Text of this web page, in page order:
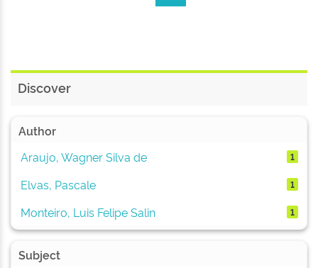
Discover
Author
Araujo, Wagner Silva de
1
Elvas, Pascale 1
Monteiro, Luis Felipe Salin 1
Subject